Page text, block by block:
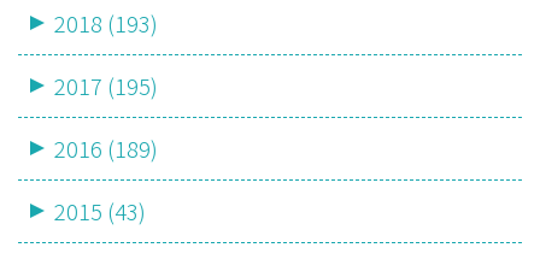
2018 (193)
2017 (195)
2016 (189)
2015 (43)